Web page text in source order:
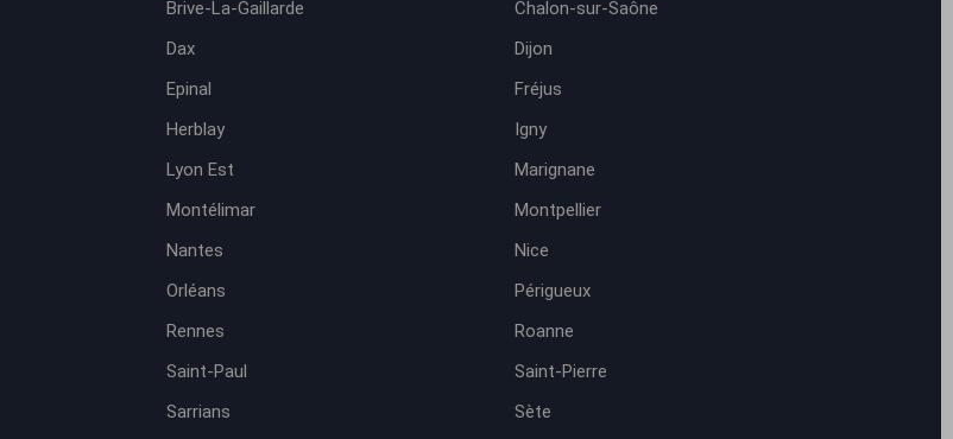
Brive-La-Gaillarde
Chalon-sur-Saône
Dax
Dijon
Epinal
Fréjus
Herblay
Igny
Lyon Est
Marignane
Montélimar
Montpellier
Nantes
Nice
Orléans
Périgueux
Rennes
Roanne
Saint-Paul
Saint-Pierre
Sarrians Sète